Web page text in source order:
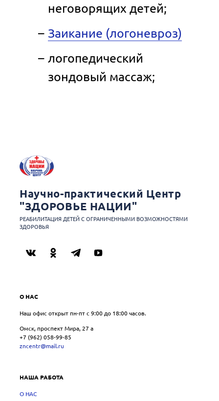
неговорящих детей;
Заикание (логоневроз)
логопедический
зондовый массаж;
Научно-практический Центр
"ЗДОРОВЬЕ НАЦИИ"
РЕАБИЛИТАЦИЯ ДЕТЕЙ С ОГРАНИЧЕННЫМИ ВОЗМОЖНОСТЯМИ
ЗДОРОВЬЯ
О НАС
Наш офис открыт пн-пт с 9:00 до 18:00 часов.
Омск, проспект Мира, 27 a
+7 (962) 058-99-85
zncentr@mail.ru
НАША РАБОТА
О НАС